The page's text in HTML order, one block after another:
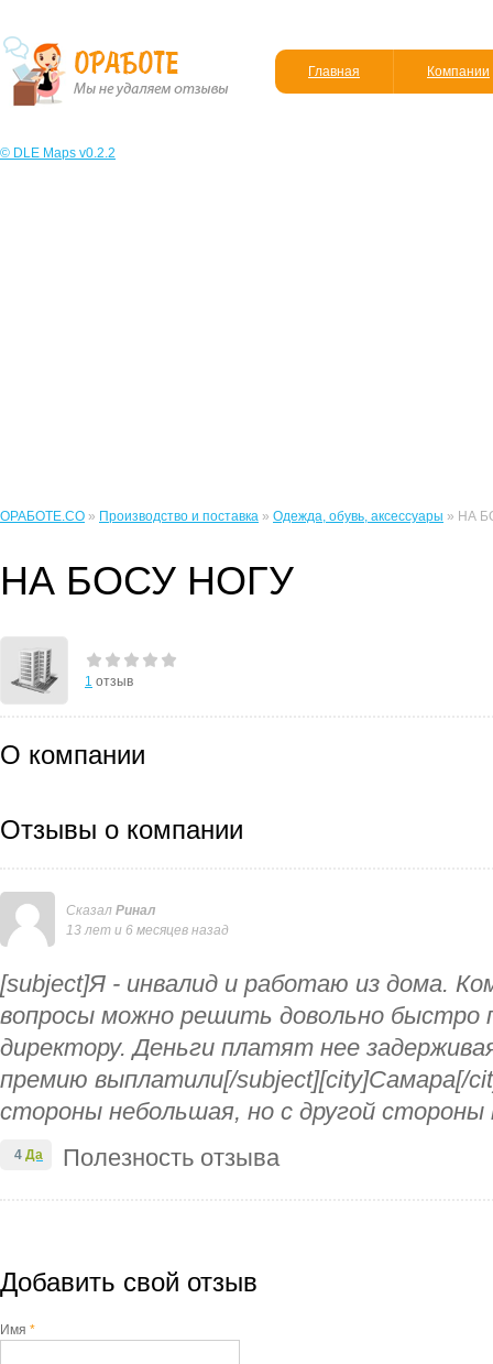
Главная Компании
© DLE Maps v0.2.2
ОРАБОТЕ.CO » Производство и поставка » Одежда, обувь, аксессуары » НА
НА БОСУ НОГУ
1 отзыв
О компании
Отзывы о компании
Сказал Ринал
13 лет и 6 месяцев назад
[subject]Я - инвалид и работаю из дома.
вопросы можно решить довольно быстро
директору. Деньги платят нее
премию выплатили[/subject][city]Самара[/
стороны небольшая, но с другой стороны
Полезность отзыва
4 Да
Добавить свой отзыв
Имя *